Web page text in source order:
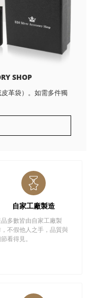
SHOP
革袋）。如需多件獨
自家工廠製造
多數皆由自家工廠製
不假他人之手，品質與
看得見。